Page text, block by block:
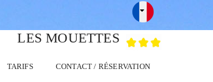
LES MOUETTES
TARIFS CONTACT / RÉSERVATION